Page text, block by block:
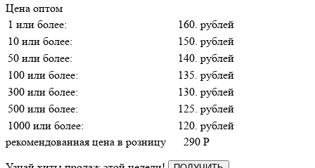
Цена оптом
1 или более:
160. рублей
10 или более:
150. рублей
50 или более:
140. рублей
100 или более:
135. рублей
300 или более:
130. рублей
500 или более:
125. рублей
1000 или более:
120. рублей
рекомендованная цена в розницу
290 P